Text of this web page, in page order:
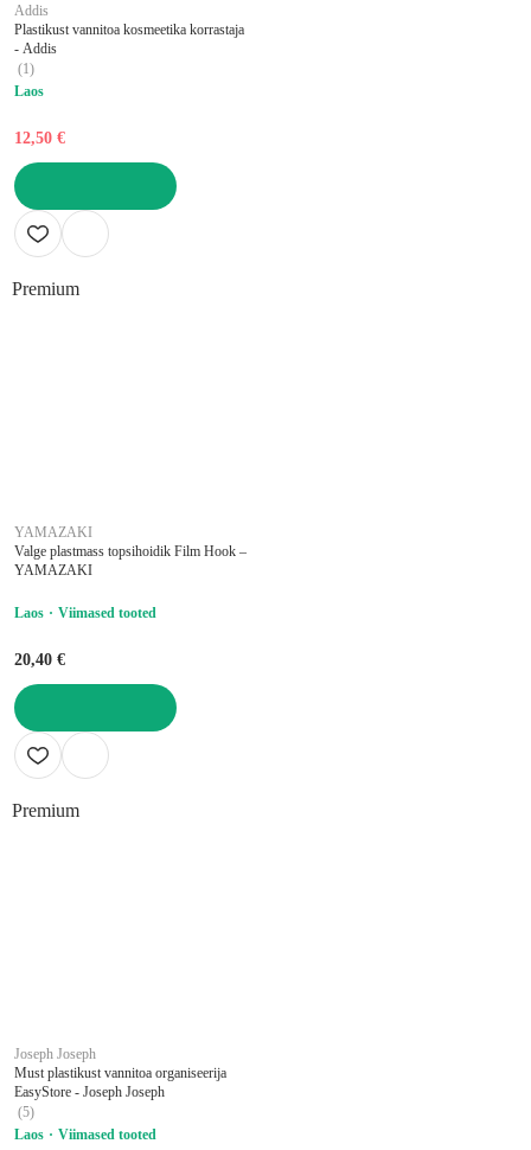
Addis
Plastikust vannitoa kosmeetika korrastaja
- Addis
(1)
Laos
12,50 €
LISA OSTUKORVI
Premium
YAMAZAKI
Valge plastmass topsihoidik Film Hook –
YAMAZAKI
Laos Viimased tooted
20,40 €
LISA OSTUKORVI
Premium
Joseph Joseph
Must plastikust vannitoa organiseerija
EasyStore - Joseph Joseph
(5)
Laos
Viimased tooted